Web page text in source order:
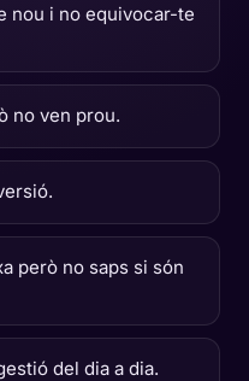
nou i no equivocar-te
no ven prou.
però no saps si són
del dia a dia.